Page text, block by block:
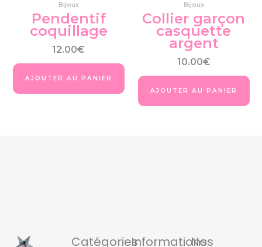
Bijoux
Pendentif
coquillage
12.00€
AJOUTER AU PANIER
Bijoux
Collier garçon
casquette
argent
10.00€
AJOUTER AU PANIER
CatégoriesInformations
Nos